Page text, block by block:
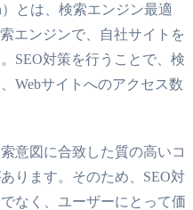
）とは、検索エンジン最適
エンジンで、自社サイトを
SEO対策を行うことで、検
Webサイトへのアクセス数
意図に合致した質の高いコ
ります。そのため、SEO対
なく、ユーザーにとって価